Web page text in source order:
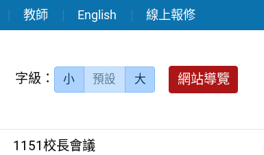
教師 English 線上報修
字級： 小 預設 大 網站導覽
1151校長會議